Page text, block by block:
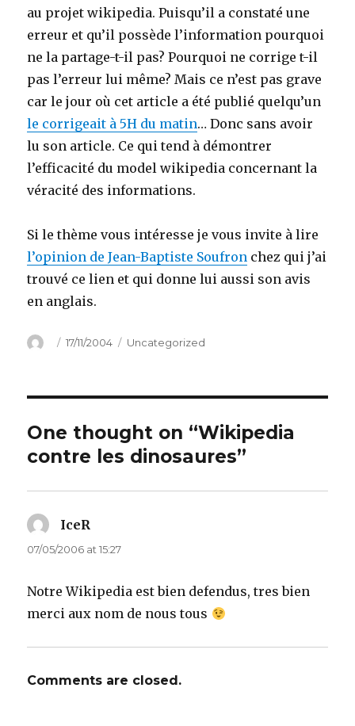
au projet wikipedia. Puisqu’il a constaté une
erreur et qu’il possède l’information pourquoi
ne la partage-t-il pas? Pourquoi ne corrige t-il
pas l’erreur lui même? Mais ce n’est pas grave
car le jour où cet article a été publié quelqu’un
le corrigeait à 5H du matin… Donc sans avoir
lu son article. Ce qui tend à démontrer
l’efficacité du model wikipedia concernant la
véracité des informations.
Si le thème vous intéresse je vous invite à lire
l’opinion de Jean-Baptiste Soufron chez qui j’ai
trouvé ce lien et qui donne lui aussi son avis
en anglais.
Author
Posted
17/11/2004 Categories
Uncategorized
One thought on “Wikipedia
contre les dinosaures”
IceR
07/05/2006 at 15:27
Notre Wikipedia est bien defendus, tres bien
merci aux nom de nous tous
Comments are closed.